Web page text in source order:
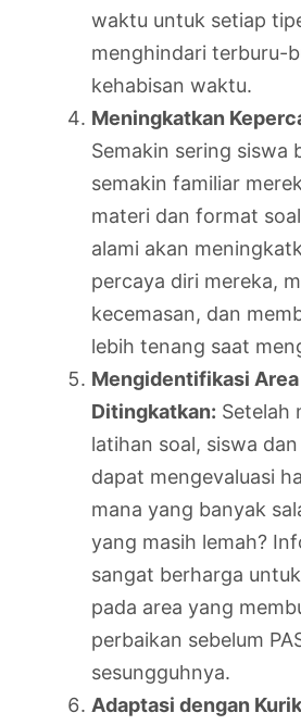
waktu untuk setiap
menghindari terburu-
kehabisan waktu.
Meningkatkan
Semakin sering siswa
semakin familiar
materi dan format
alami akan
percaya diri mereka,
kecemasan, dan
lebih tenang saat
Mengidentifikasi
Ditingkatkan: Setelah
latihan soal, siswa
dapat mengevaluasi
mana yang banyak
yang masih lemah?
sangat berharga
pada area yang
perbaikan sebelum
sesungguhnya.
Adaptasi dengan